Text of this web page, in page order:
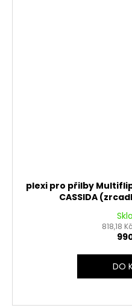
plexi pro přilby
CASSIDA
818,18
DO